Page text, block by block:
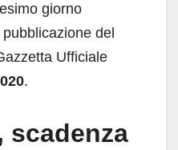
giorno
del
Ufficiale
.
scadenza